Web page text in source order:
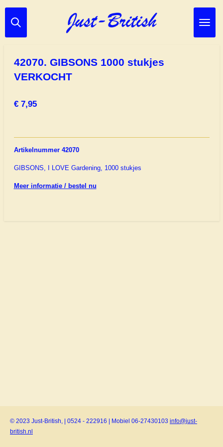
Ga
direct
42070. GIBSONS 1000 stukjes
VERKOCHT
€ 7,95
Artikelnummer 42070
GIBSONS, I LOVE Gardening, 1000 stukjes
Meer informatie / bestel nu
© 2023 Just-British, | 0524 - 222916 | Mobiel 06-27430103 info@just-
british.nl